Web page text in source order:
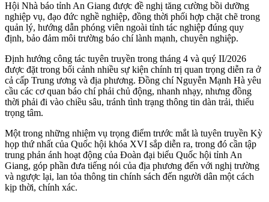
Hội Nhà báo tỉnh An Giang được đề nghị tăng cường bồi dưỡng
nghiệp vụ, đạo đức nghề nghiệp, đồng thời phối hợp chặt chẽ trong
quản lý, hướng dẫn phóng viên ngoài tỉnh tác nghiệp đúng quy
định, bảo đảm môi trường báo chí lành mạnh, chuyên nghiệp.
Định hướng công tác tuyên truyền trong tháng 4 và quý II/2026
được đặt trong bối cảnh nhiều sự kiện chính trị quan trọng diễn ra ở
cả cấp Trung ương và địa phương. Đồng chí Nguyễn Mạnh Hà yêu
cầu các cơ quan báo chí phải chủ động, nhanh nhạy, nhưng đồng
thời phải đi vào chiều sâu, tránh tình trạng thông tin dàn trải, thiếu
trọng tâm.
Một trong những nhiệm vụ trọng điểm trước mắt là tuyên truyền Kỳ
họp thứ nhất của Quốc hội khóa XVI sắp diễn ra, trong đó cần tập
trung phản ánh hoạt động của Đoàn đại biểu Quốc hội tỉnh An
Giang, góp phần đưa tiếng nói của địa phương đến với nghị trường
và ngược lại, lan tỏa thông tin chính sách đến người dân một cách
kịp thời, chính xác.